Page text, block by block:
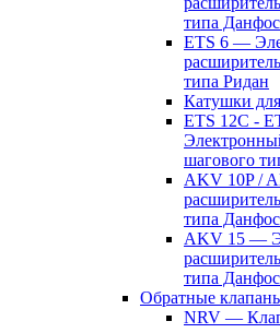
типа
ETS 6 —
типа Ридан
Катушки
ETS 12C -
шагового
AKV 10P /
типа
AKV 15 —
типа
Обратные
NRV —